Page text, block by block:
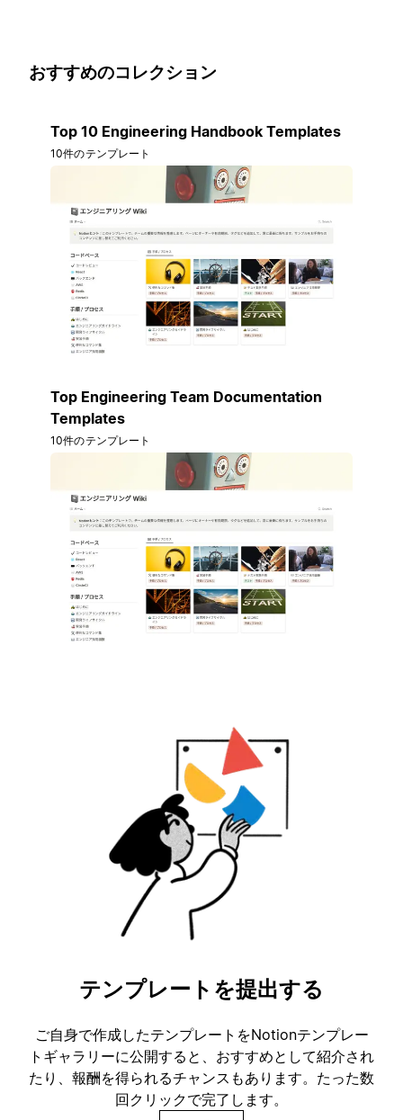
おすすめのコレクション
Top 10 Engineering Handbook Templates
10件のテンプレート
Top Engineering Team Documentation
Templates
10件のテンプレート
テンプレートを提出する
ご自身で作成したテンプレートをNotionテンプレー
トギャラリーに公開すると、おすすめとして紹介され
たり、報酬を得られるチャンスもあります。たった数
回クリックで完了します。